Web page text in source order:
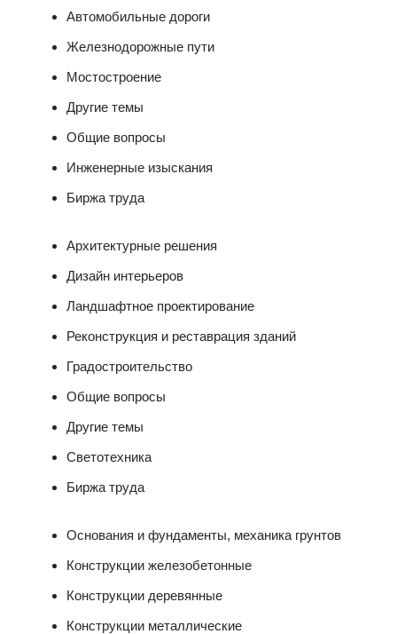
Автомобильные дороги
Железнодорожные пути
Мостостроение
Другие темы
Общие вопросы
Инженерные изыскания
Биржа труда
Архитектурные решения
Дизайн интерьеров
Ландшафтное проектирование
Реконструкция и реставрация зданий
Градостроительство
Общие вопросы
Другие темы
Светотехника
Биржа труда
Основания и фундаменты, механика грунтов
Конструкции железобетонные
Конструкции деревянные
Конструкции металлические